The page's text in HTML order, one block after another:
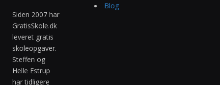
Siden 2007 har
GratisSkole.dk
leveret gratis
skoleopgaver.
Steffen og
Helle Estrup
har tidligere
Blog